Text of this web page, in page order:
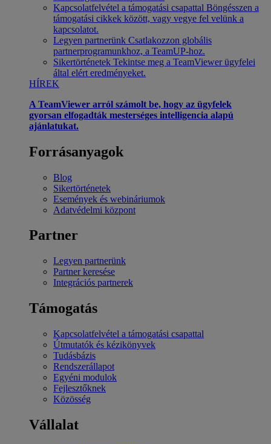
Kapcsolatfelvétel a támogatási csapattal Böngésszen a
támogatási cikkek között, vagy vegye fel velünk a
kapcsolatot.
Legyen partnerünk Csatlakozzon globális
partnerprogramunkhoz, a TeamUP-hoz.
Sikertörténetek Tekintse meg a TeamViewer ügyfelei
által elért eredményeket.
HÍREK
A TeamViewer arról számolt be, hogy az ügyfelek
gyorsan elfogadták mesterséges intelligencia alapú
ajánlatukat.
Forrásanyagok
Blog
Sikertörténetek
Események és webináriumok
Adatvédelmi központ
Partner
Legyen partnerünk
Partner keresése
Integrációs partnerek
Támogatás
Kapcsolatfelvétel a támogatási csapattal
Útmutatók és kézikönyvek
Tudásbázis
Rendszerállapot
Egyéni modulok
Fejlesztőknek
Közösség
Vállalat